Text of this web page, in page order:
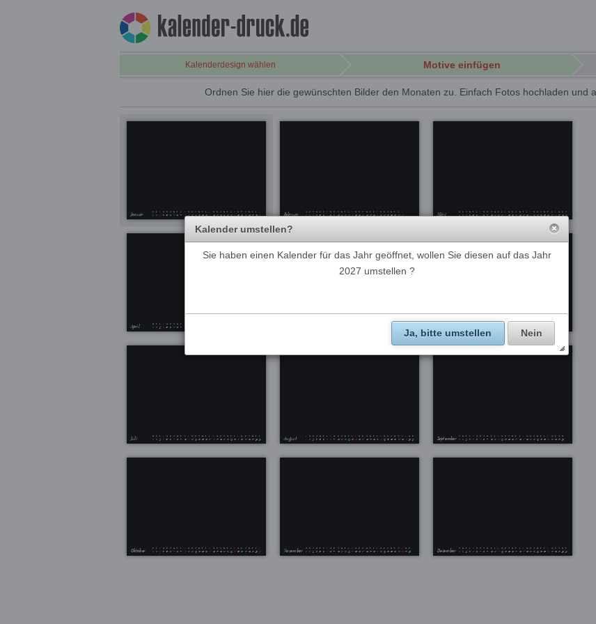
Kalenderdesign wählen Motive einfügen
Ordnen Sie hier die gewünschten Bilder den Monaten zu. Einfach Fotos hochladen und
Kalender umstellen?
Sie haben einen Kalender für das Jahr geöffnet, wollen Sie diesen auf das Jahr
2027 umstellen ?
Ja, bitte umstellen Nein